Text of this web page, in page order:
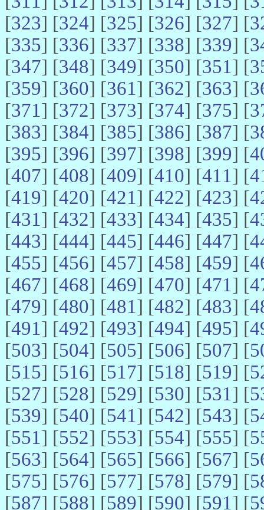
[323] [324] [325] [326] [327] [
[335] [336] [337] [338] [339] [
[347] [348] [349] [350] [351] [
[359] [360] [361] [362] [363] [
[371] [372] [373] [374] [375] [
[383] [384] [385] [386] [387] [
[395] [396] [397] [398] [399] [
[407] [408] [409] [410] [411] [
[419] [420] [421] [422] [423] [
[431] [432] [433] [434] [435] [
[443] [444] [445] [446] [447] [
[455] [456] [457] [458] [459] [
[467] [468] [469] [470] [471] [
[479] [480] [481] [482] [483] [
[491] [492] [493] [494] [495] [
[503] [504] [505] [506] [507] [
[515] [516] [517] [518] [519] [
[527] [528] [529] [530] [531] [
[539] [540] [541] [542] [543] [
[551] [552] [553] [554] [555] [
[563] [564] [565] [566] [567] [
[575] [576] [577] [578] [579] [
[587] [588] [589] [590] [591] [